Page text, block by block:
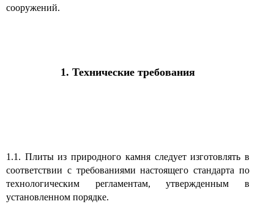
сооружений.
1. Технические требования
1.1. Плиты из природного камня следует изготовлять в
соответствии с требованиями настоящего стандарта по
технологическим регламентам, утвержденным в
установленном порядке.